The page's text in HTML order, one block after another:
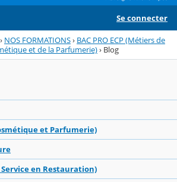
Se connecter
› NOS FORMATIONS› BAC PRO ECP (Métiers de
et de la Parfumerie)› Blog
et Parfumerie)
Service en Restauration)